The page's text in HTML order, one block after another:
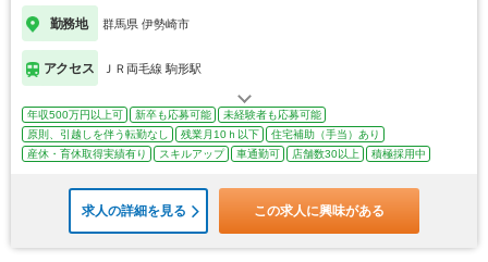
勤務地 群馬県 伊勢崎市
アクセス ＪＲ両毛線 駒形駅
年収500万円以上可 新卒も応募可能
未経験者も応募可能
原則、引越しを伴う転勤なし
残業月10ｈ以下
住宅補助（手当）あり
産休・育休取得実績有り
スキルアップ 車通勤可 店舗数30以上 積極採用中
求人の詳細を見る この求人に興味がある